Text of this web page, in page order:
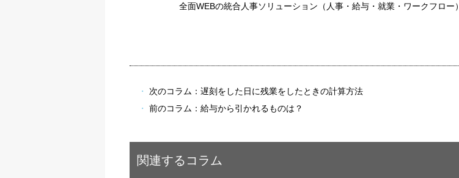
全面WEBの統合人事ソリューション（人事・給与・就業・ワークフロー）
次のコラム：遅刻をした日に残業をしたときの計算方法
前のコラム：給与から引かれるものは？
関連するコラム